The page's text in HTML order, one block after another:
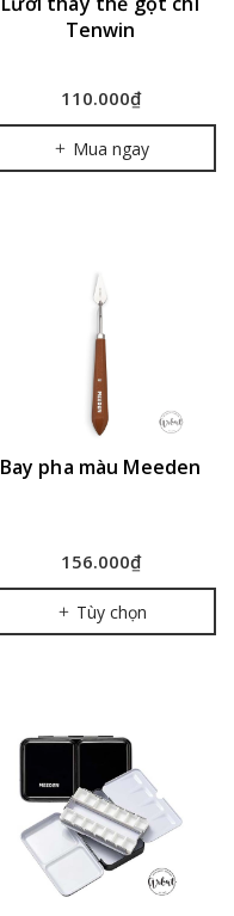
Tenwin
110.000₫
Mua ngay
Bay pha màu Meeden
156.000₫
Tùy chọn